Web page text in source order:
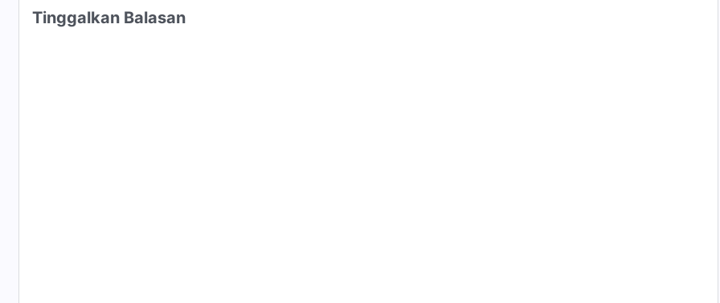
Tinggalkan Balasan